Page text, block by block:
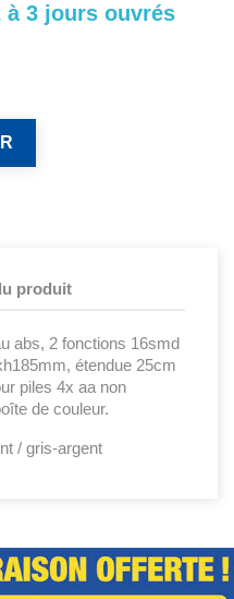
à 3 jours ouvrés
produit
abs, 2 fonctions 16smd
étendue 25cm
piles 4x aa non
de couleur.
/ gris-argent